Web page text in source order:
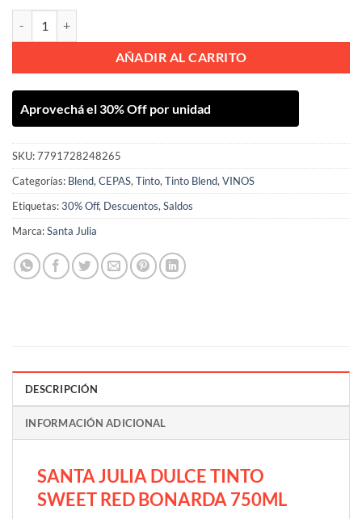
AÑADIR AL CARRITO
Aprovechá el 30% Off por unidad
SKU:7791728248265
Categorías: Blend, CEPAS, Tinto, Tinto Blend, VINOS
Etiquetas:30% Off, Descuentos, Saldos
Marca:Santa Julia
DESCRIPCIÓN
INFORMACIÓN ADICIONAL
SANTA JULIA DULCE TINTO
SWEET RED BONARDA 750ML